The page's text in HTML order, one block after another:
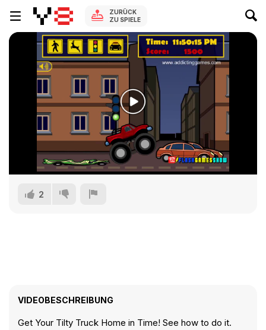
ZURÜCK
ZU SPIELE
2
VIDEOBESCHREIBUNG
Get Your Tilty Truck Home in Time! See how to do it.